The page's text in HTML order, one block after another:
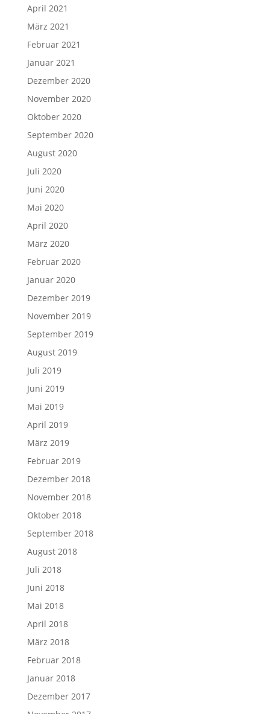
April 2021
März 2021
Februar 2021
Januar 2021
Dezember 2020
November 2020
Oktober 2020
September 2020
August 2020
Juli 2020
Juni 2020
Mai 2020
April 2020
März 2020
Februar 2020
Januar 2020
Dezember 2019
November 2019
September 2019
August 2019
Juli 2019
Juni 2019
Mai 2019
April 2019
März 2019
Februar 2019
Dezember 2018
November 2018
Oktober 2018
September 2018
August 2018
Juli 2018
Juni 2018
Mai 2018
April 2018
März 2018
Februar 2018
Januar 2018
Dezember 2017